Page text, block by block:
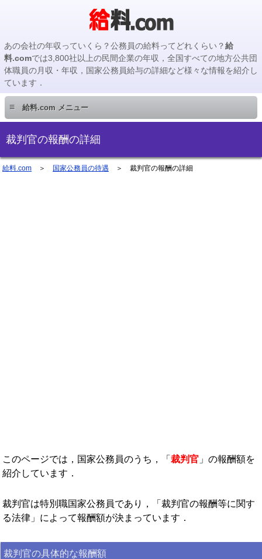
あの会社の年収っていくら？公務員の給料ってどれくらい？給
料.comでは3,800社以上の民間企業の年収，全国すべての地方公共団
体職員の月収・年収，国家公務員給与の詳細など様々な情報を紹介し
ています．
≡ 給料.com メニュー
民間企業編
国家公務員編
プロ野球選手
裁判官の報酬の詳細
給料.com ＞ 国家公務員の待遇 ＞ 裁判官の報酬の詳細
このページでは，国家公務員のうち，「 裁判官 」の報酬額を
紹介しています．
裁判官は特別職国家公務員であり，「裁判官の報酬等に関す
る法律」によって報酬額が決まっています．
裁判官の具体的な報酬額